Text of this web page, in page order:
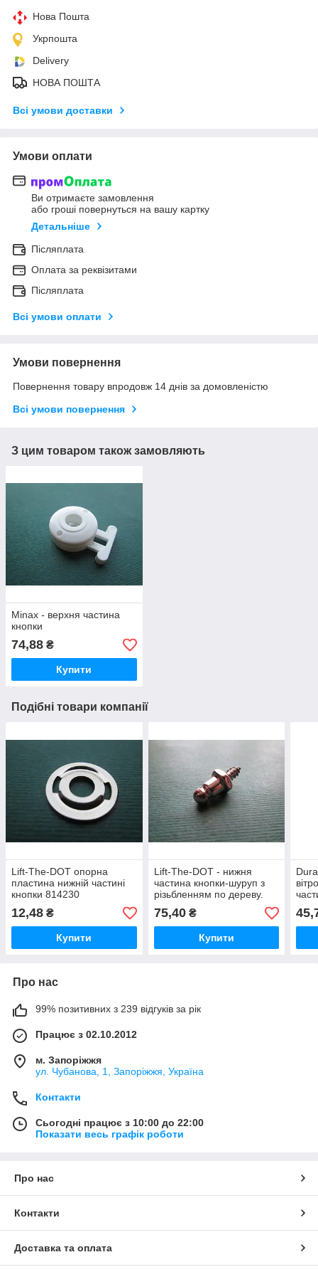
Нова Пошта
Укрпошта
Delivery
НОВА ПОШТА
Всі умови доставки
Умови оплати
Ви отримаєте замовлення
або гроші повернуться на вашу картку
Детальніше
Післяплата
Оплата за реквізитами
Післяплата
Всі умови оплати
Умови повернення
Повернення товару впродовж 14 днів за домовленістю
Всі умови повернення
З цим товаром також замовляють
Minax - верхня частина
кнопки
74,88 ₴
Купити
Подібні товари компанії
Lift-The-DOT опорна
пластина нижній частині
кнопки 814230
12,48 ₴
Купити
Lift-The-DOT - нижня
частина кнопки-шуруп з
різьбленням по дереву.
75,40₴
Купити
Про нас
99% позитивних з 239 відгуків за рік
Працює з 02.10.2012
м. Запоріжжя
ул. Чубанова, 1, Запоріжжя, Україна
Контакти
Сьогодні працює з 10:00 до 22:00
Показати весь графік роботи
Про нас
Контакти
Доставка та оплата